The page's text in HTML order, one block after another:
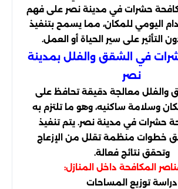
حشرات في مدينة نصر على فهم
اليومي للمكان، مما يسمح بتنفيذ
التأثير على سير الحياة أو العمل.
في الشقق والفلل بمدينة
نصر
والفلل معالجة دقيقة تحافظ على
وسلامة ساكنيه، وهو ما تلتزم به
حشرات في مدينة نصر. يتم تنفيذ
خطوات منظمة تقلل من الإزعاج
وتحقق نتائج فعالة.
المكافحة داخل المنازل:
دراسة توزيع المساحات